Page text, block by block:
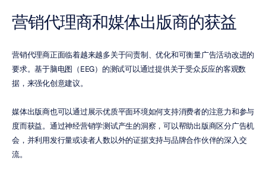
营销代理商和媒体出版商的获益
营销代理商正面临着越来越多关于问责制、优化和可衡量广告活动改进的
要求。基于脑电图（EEG）的测试可以通过提供关于受众反应的客观数
据，来强化创意建议。
媒体出版商也可以通过展示优质平面环境如何支持消费者的注意力和参与
度而获益。通过神经营销学测试产生的洞察，可以帮助出版商区分广告机
会，并利用发行量或读者人数以外的证据支持与品牌合作伙伴的深入交
流。